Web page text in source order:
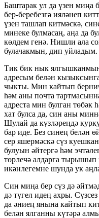
Баштарак ул да үзен миңа
бер-беребезгә ияләнеп
үзен ташлап китмәскә,
минеке булмасаң, аңа да
көлдем генә. Нишли ала
булачакмын, дип уйладым.
Тик бик нык
адресым белән
чыкты. Мин кайтып
һәм аны почта
адреста мин булган төбәк
хат булса да, син аны
Шулай да күзләреңдә
бар иде. Без синең белән
сер яшермәскә сүз
булуын әйтергә һәм
төрлечә алдарга
икәнлегемне шунда ук
Син миңа бер сүз дә
дә түгел идең ахры.
да әниең янына кайтып
белән ялганны күтәрә